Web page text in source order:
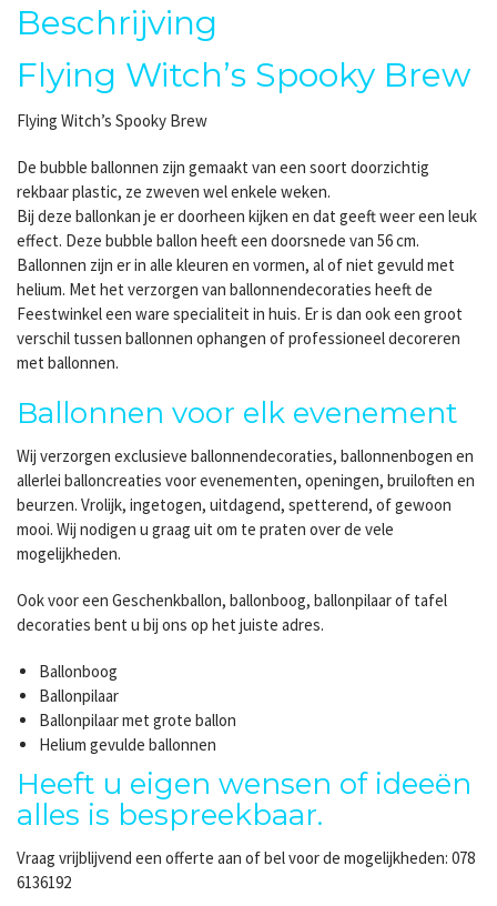
Beschrijving
Flying Witch’s Spooky Brew
Flying Witch’s Spooky Brew
De bubble ballonnen zijn gemaakt van een soort doorzichtig
rekbaar plastic, ze zweven wel enkele weken.
Bij deze ballonkan je er doorheen kijken en dat geeft weer een leuk
effect. Deze bubble ballon heeft een doorsnede van 56 cm.
Ballonnen zijn er in alle kleuren en vormen, al of niet gevuld met
helium. Met het verzorgen van ballonnendecoraties heeft de
Feestwinkel een ware specialiteit in huis. Er is dan ook een groot
verschil tussen ballonnen ophangen of professioneel decoreren
met ballonnen.
Ballonnen voor elk evenement
Wij verzorgen exclusieve ballonnendecoraties, ballonnenbogen en
allerlei balloncreaties voor evenementen, openingen, bruiloften en
beurzen. Vrolijk, ingetogen, uitdagend, spetterend, of gewoon
mooi. Wij nodigen u graag uit om te praten over de vele
mogelijkheden.
Ook voor een Geschenkballon, ballonboog, ballonpilaar of tafel
decoraties bent u bij ons op het juiste adres.
Ballonboog
Ballonpilaar
Ballonpilaar met grote ballon
Helium gevulde ballonnen
Heeft u eigen wensen of ideeën
alles is bespreekbaar.
Vraag vrijblijvend een offerte aan of bel voor de mogelijkheden: 078
6136192